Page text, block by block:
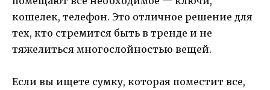
кошелек, телефон. Это отличное решение для
тех, кто стремится быть в тренде и не
тяжелиться многослойностью вещей.
Если вы ищете сумку, которая поместит все,